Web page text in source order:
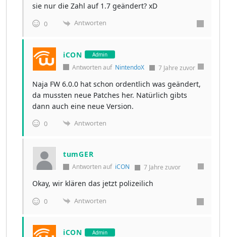
sie nur die Zahl auf 1.7 geändert? xD
0 Antworten
iCON Admin
Antworten auf NintendoX 7 Jahre zuvor
Naja FW 6.0.0 hat schon ordentlich was geändert,
da mussten neue Patches her. Natürlich gibts
dann auch eine neue Version.
0 Antworten
tumGER
Antworten auf iCON 7 Jahre zuvor
Okay, wir klären das jetzt polizeilich
0 Antworten
iCON Admin